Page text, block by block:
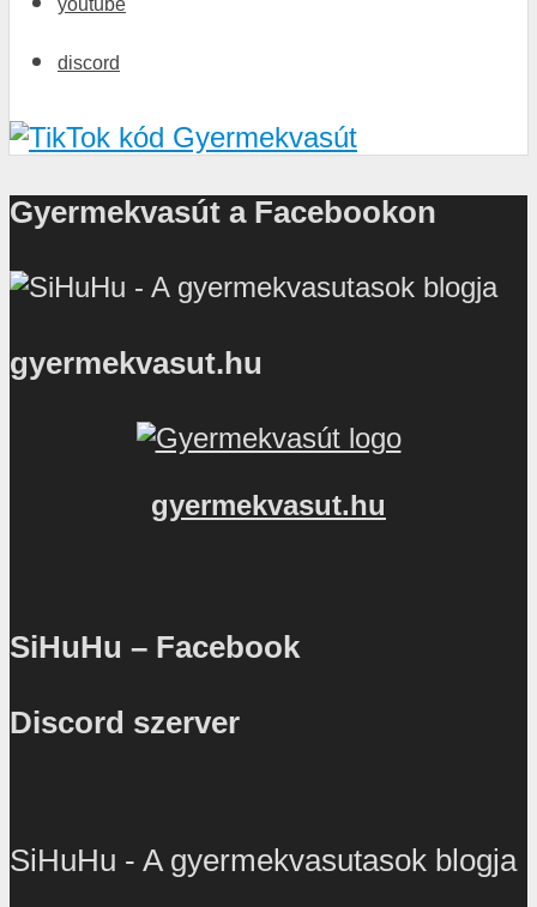
youtube
discord
Gyermekvasút a Facebookon
gyermekvasut.hu
gyermekvasut.hu
SiHuHu – Facebook
Discord szerver
SiHuHu - A gyermekvasutasok blogja